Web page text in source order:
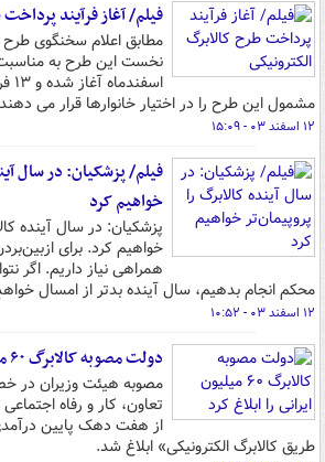
فیلم/ آغاز فرآیند
مطابق اعلام سخنگوی طرح
نخست این طرح به
مشمول این طرح را در اختیار خانوارها قرار می
۱۲ اسفند ۰۳ - ۱۵:۰۹
فیلم/ پزشکیان: در سال
خواهیم کرد
پزشکیان: در سال آینده
خواهیم کرد. برای
همراهی نیاز داریم. اگر
محکم انجام بدهیم، سال آینده بدتر از امسال
۱۲ اسفند ۰۳ - ۱۰:۵۲
دولت مصوبه کالابرگ ۶۰ میلیون ایرانی را ابلاغ کرد
مصوبه هیئت وزیران در
تعاون، کار و رفاه
از هفت دهک پایین
طریق کالابرگ الکترونیکی» ابلاغ شد.